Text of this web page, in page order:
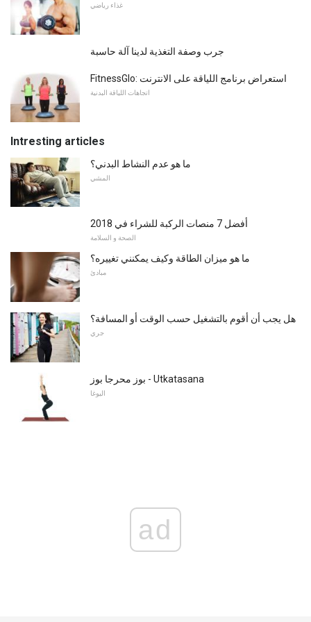
غذاء رياضي
جرب وصفة التغذية لدينا آلة حاسبة
FitnessGlo: استعراض برنامج اللياقة على الانترنت
اتجاهات اللياقة البدنية
Intresting articles
ما هو عدم النشاط البدني؟
المشي
أفضل 7 منصات الركبة للشراء في 2018
الصحة و السلامة
ما هو ميزان الطاقة وكيف يمكنني تغييره؟
مبادئ
هل يجب أن أقوم بالتشغيل حسب الوقت أو المسافة؟
جري
بوز محرجا بوز - Utkatasana
اليوغا
ad